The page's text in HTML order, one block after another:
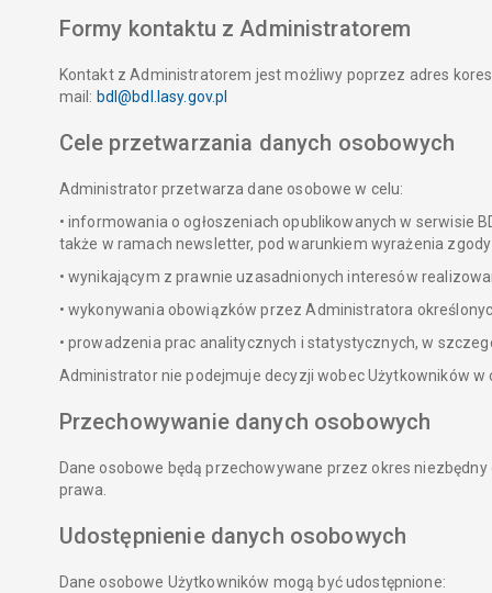
Formy kontaktu z Administratorem
Kontakt z Administratorem jest możliwy poprzez adres
mail: bdl@bdl.lasy.gov.pl
Cele przetwarzania danych osobowych
Administrator przetwarza dane osobowe w celu:
• informowania o ogłoszeniach opublikowanych w serwisie
także w ramach newsletter, pod warunkiem wyrażenia
• wynikającym z prawnie uzasadnionych interesów
• wykonywania obowiązków przez Administratora
• prowadzenia prac analitycznych i statystycznych, w
Administrator nie podejmuje decyzji wobec Użytkowników
Przechowywanie danych osobowych
Dane osobowe będą przechowywane przez okres
prawa.
Udostępnienie danych osobowych
Dane osobowe Użytkowników mogą być udostępnione: